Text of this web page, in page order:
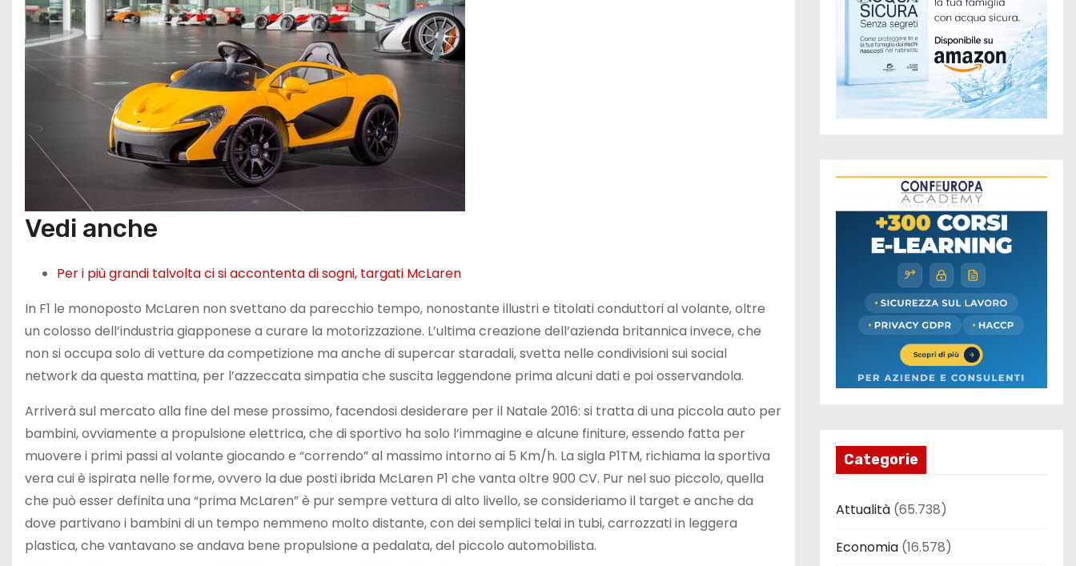
Vedi anche
Per i più grandi talvolta ci si accontenta di sogni, targati McLaren
In F1 le monoposto McLaren non svettano da parecchio tempo, nonostante illustri e titolati conduttori al volante, oltre
un colosso dell’industria giapponese a curare la motorizzazione. L’ultima creazione dell’azienda britannica invece, che
non si occupa solo di vetture da competizione ma anche di supercar staradali, svetta nelle condivisioni sui social
network da questa mattina, per l’azzeccata simpatia che suscita leggendone prima alcuni dati e poi osservandola.
Arriverà sul mercato alla fine del mese prossimo, facendosi desiderare per il Natale 2016: si tratta di una piccola auto per
bambini, ovviamente a propulsione elettrica, che di sportivo ha solo l’immagine e alcune finiture, essendo fatta per
muovere i primi passi al volante giocando e “correndo” al massimo intorno ai 5 Km/h. La sigla P1TM, richiama la sportiva
vera cui è ispirata nelle forme, ovvero la due posti ibrida McLaren P1 che vanta oltre 900 CV. Pur nel suo piccolo, quella
che può esser definita una “prima McLaren” è pur sempre vettura di alto livello, se consideriamo il target e anche da
dove partivano i bambini di un tempo nemmeno molto distante, con dei semplici telai in tubi, carrozzati in leggera
plastica, che vantavano se andava bene propulsione a pedalata, del piccolo automobilista.
Categorie
Attualità (65.738)
Economia (16.578)